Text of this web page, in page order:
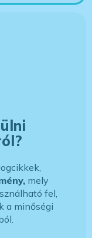
mely
fel,
a minőségi